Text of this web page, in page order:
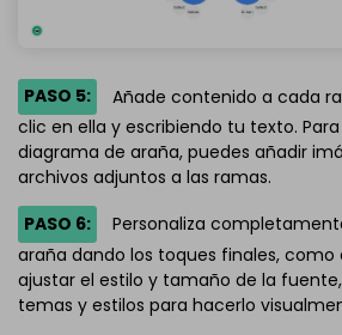
PASO 5:
Añade contenido a cada
clic en ella y escribiendo tu texto.
diagrama de araña, puedes añadir
archivos adjuntos a las ramas.
PASO 6:
Personaliza
araña dando los toques finales,
ajustar el estilo y tamaño de la
temas y estilos para hacerlo